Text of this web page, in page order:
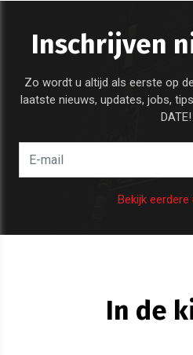
Inschrijven
Zo wordt u altijd als eerste op
laatste nieuws, updates, jobs,
DATE!
Bekijk eerdere
In de